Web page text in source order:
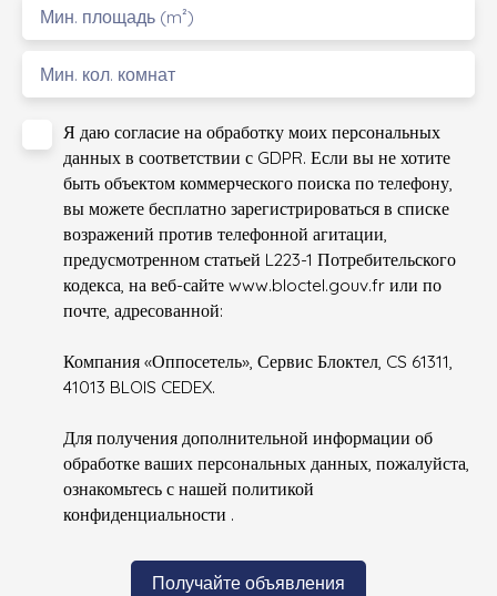
Мин. площадь (m²)
Мин. кол. комнат
Я даю согласие на обработку моих персональных
данных в соответствии с GDPR. Если вы не хотите
быть объектом коммерческого поиска по телефону,
вы можете бесплатно зарегистрироваться в списке
возражений против телефонной агитации,
предусмотренном статьей L223-1 Потребительского
кодекса, на веб-сайте www.bloctel.gouv.fr или по
почте, адресованной:
Компания «Оппосетель», Сервис Блоктел, CS 61311,
41013 BLOIS CEDEX.
Для получения дополнительной информации об
обработке ваших персональных данных, пожалуйста,
ознакомьтесь с нашей политикой
конфиденциальности .
Получайте объявления